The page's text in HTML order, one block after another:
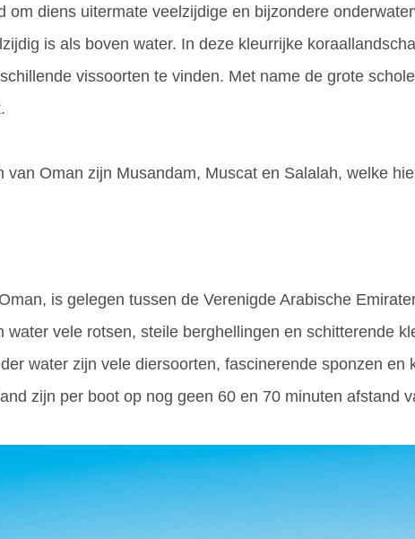
om diens uitermate veelzijdige en bijzondere
is als boven water. In deze kleurrijke
vissoorten te vinden. Met name de grote
Oman zijn Musandam, Muscat en Salalah, welke
is gelegen tussen de Verenigde Arabische
vele rotsen, steile berghellingen en schitterende
water zijn vele diersoorten, fascinerende sponzen en
zijn per boot op nog geen 60 en 70 minuten afstand